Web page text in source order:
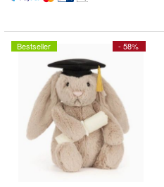
- 58%
Bestseller